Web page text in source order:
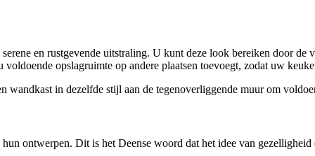
en rustgevende uitstraling. U kunt deze look bereiken door
opslagruimte op andere plaatsen toevoegt, zodat uw
wandkast in dezelfde stijl aan de tegenoverliggende muur om
ontwerpen. Dit is het Deense woord dat het idee van